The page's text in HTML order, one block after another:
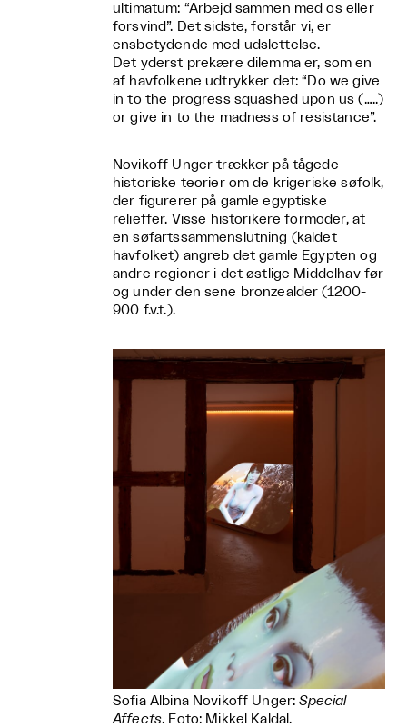
ultimatum: “Arbejd sammen med os eller
forsvind”. Det sidste, forstår vi, er
ensbetydende med udslettelse.
Det yderst prekære dilemma er, som en
af havfolkene udtrykker det: “Do we give
in to the progress squashed upon us (…..)
or give in to the madness of resistance”.
Novikoff Unger trækker på tågede
historiske teorier om de krigeriske søfolk,
der figurerer på gamle egyptiske
relieffer. Visse historikere formoder, at
en søfartssammenslutning (kaldet
havfolket) angreb det gamle Egypten og
andre regioner i det østlige Middelhav før
og under den sene bronzealder (1200-
900 f.v.t.).
Sofia Albina Novikoff Unger:Special
Affects. Foto: Mikkel Kaldal.